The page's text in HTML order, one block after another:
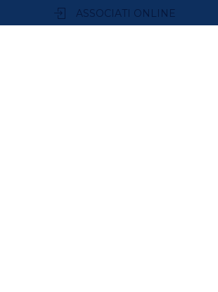
ASSOCIATI ONLINE